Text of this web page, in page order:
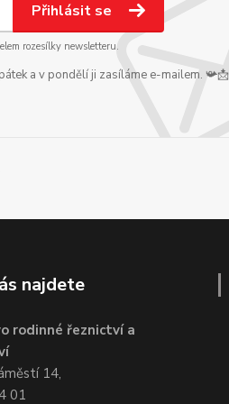
Přihlásit se
rozesílky newsletteru.
a v pondělí ji zasíláme e-mailem. 📯📩
najdete
rodinné řeznictví a
14,
01